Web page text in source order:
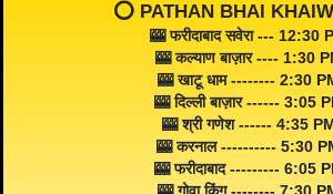
⭕️ PATHAN BHAI
🎰 फरीदाबाद सवेरा --- 12:30
🎰 कल्याण बाज़ार ---- 1:30
🎰 खाटू धाम -------- 2:30
🎰 दिल्ली बाज़ार ------ 3:05
🎰 श्री गणेश ------ 4:35
🎰 करनाल ---------- 5:30
🎰 फरीदाबाद --------- 6:05